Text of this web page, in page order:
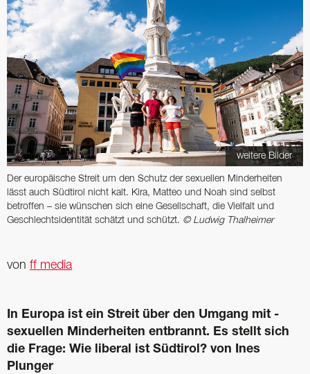
weitere Bilder
Der europäische Streit um den Schutz der sexuellen Minderheiten
lässt auch Südtirol nicht kalt. Kira, Matteo und Noah sind selbst
betroffen – sie wünschen sich eine Gesellschaft, die Vielfalt und
Geschlechtsidentität schätzt und schützt. © Ludwig Thalheimer
von ff media
In Europa ist ein Streit über den Umgang mit ­
sexuellen Minderheiten ­entbrannt. Es stellt sich
die Frage: Wie liberal ist Südtirol? von Ines
Plunger